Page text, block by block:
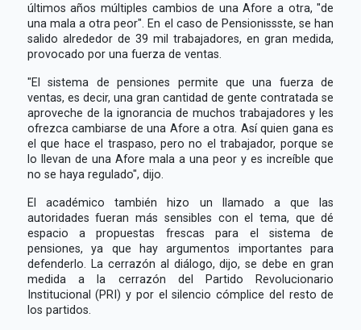
últimos años múltiples cambios de una Afore a otra, "de
una mala a otra peor". En el caso de Pensionissste, se han
salido alrededor de 39 mil trabajadores, en gran medida,
provocado por una fuerza de ventas.
"El sistema de pensiones permite que una fuerza de
ventas, es decir, una gran cantidad de gente contratada se
aproveche de la ignorancia de muchos trabajadores y les
ofrezca cambiarse de una Afore a otra. Así quien gana es
el que hace el traspaso, pero no el trabajador, porque se
lo llevan de una Afore mala a una peor y es increíble que
no se haya regulado", dijo.
El académico también hizo un llamado a que las
autoridades fueran más sensibles con el tema, que dé
espacio a propuestas frescas para el sistema de
pensiones, ya que hay argumentos importantes para
defenderlo. La cerrazón al diálogo, dijo, se debe en gran
medida a la cerrazón del Partido Revolucionario
Institucional (PRI) y por el silencio cómplice del resto de
los partidos.